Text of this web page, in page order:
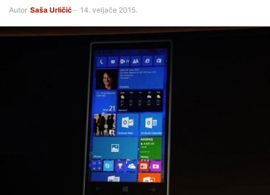
Autor Saša Urličić - 14. veljače 2015.